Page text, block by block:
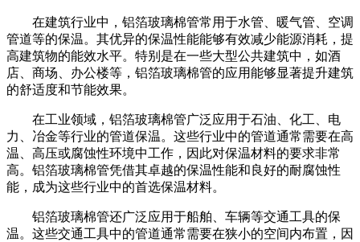
在建筑行业中，铝箔玻璃棉管常用于水管、暖气管、空调
管道等的保温。其优异的保温性能能够有效减少能源消耗，提
高建筑物的能效水平。特别是在一些大型公共建筑中，如酒
店、商场、办公楼等，铝箔玻璃棉管的应用能够显著提升建筑
的舒适度和节能效果。
在工业领域，铝箔玻璃棉管广泛应用于石油、化工、电
力、冶金等行业的管道保温。这些行业中的管道通常需要在高
温、高压或腐蚀性环境中工作，因此对保温材料的要求非常
高。铝箔玻璃棉管凭借其卓越的保温性能和良好的耐腐蚀性
能，成为这些行业中的首选保温材料。
铝箔玻璃棉管还广泛应用于船舶、车辆等交通工具的保
温。这些交通工具中的管道通常需要在狭小的空间内布置，因